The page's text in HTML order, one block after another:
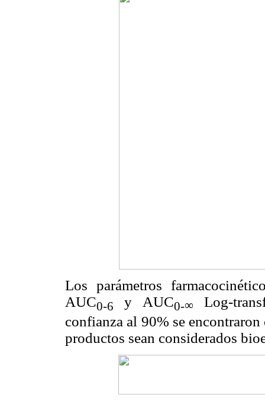
Los parámetros
AUC0-6 y AUC0-∞Log-
confianza al 90% se encontraron
productos sean considerados